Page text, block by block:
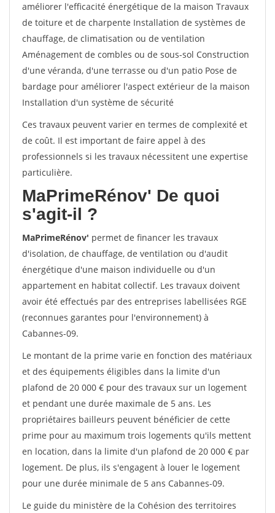
améliorer l'efficacité énergétique de la maison Travaux
de toiture et de charpente Installation de systèmes de
chauffage, de climatisation ou de ventilation
Aménagement de combles ou de sous-sol Construction
d'une véranda, d'une terrasse ou d'un patio Pose de
bardage pour améliorer l'aspect extérieur de la maison
Installation d'un système de sécurité
Ces travaux peuvent varier en termes de complexité et
de coût. Il est important de faire appel à des
professionnels si les travaux nécessitent une expertise
particulière.
MaPrimeRénov' De quoi
s'agit-il ?
MaPrimeRénov' permet de financer les travaux
d'isolation, de chauffage, de ventilation ou d'audit
énergétique d'une maison individuelle ou d'un
appartement en habitat collectif. Les travaux doivent
avoir été effectués par des entreprises labellisées RGE
(reconnues garantes pour l'environnement) à
Cabannes-09.
Le montant de la prime varie en fonction des matériaux
et des équipements éligibles dans la limite d'un
plafond de 20 000 € pour des travaux sur un logement
et pendant une durée maximale de 5 ans. Les
propriétaires bailleurs peuvent bénéficier de cette
prime pour au maximum trois logements qu'ils mettent
en location, dans la limite d'un plafond de 20 000 € par
logement. De plus, ils s'engagent à louer le logement
pour une durée minimale de 5 ans Cabannes-09.
Le guide du ministère de la Cohésion des territoires